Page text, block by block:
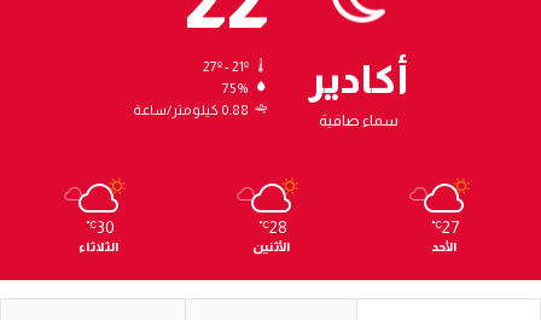
أكادير
سماء صافية
75%
0.88 كيلومتر/ساعة
27
℃
الأحد
28
℃
الأثنين
30
℃
الثلاثاء